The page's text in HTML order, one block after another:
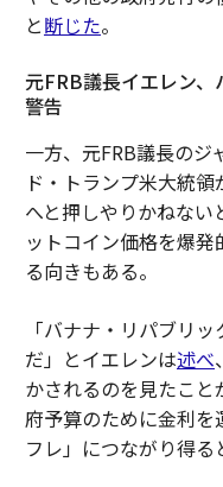
と断じた。
元FRB議長イエレン、
警告
一方、元FRB議長のジ
ド・トランプ米大統領
へと押しやりかねな
ットコイン価格を爆
る向きもある。
「バナナ・リパブリ
だ」とイエレンは述べ
かされるのを見たこ
府予算のために金利
フレ」につながり得る